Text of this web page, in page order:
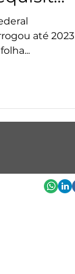
até 2023